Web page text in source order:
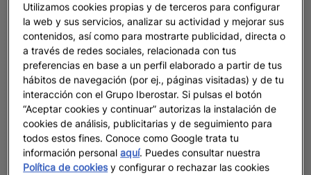
Utilizamos cookies propias y de terceros para configurar
la web y sus servicios, analizar su actividad y mejorar sus
contenidos, así como para mostrarte publicidad, directa o
a través de redes sociales, relacionada con tus
preferencias en base a un perfil elaborado a partir de tus
hábitos de navegación (por ej., páginas visitadas) y de tu
interacción con el Grupo Iberostar. Si pulsas el botón
“Aceptar cookies y continuar” autorizas la instalación de
cookies de análisis, publicitarias y de seguimiento para
todos estos fines. Conoce como Google trata tu
información personalaquí. Puedes consultar nuestra
Política de cookiesy configurar o rechazar las cookies